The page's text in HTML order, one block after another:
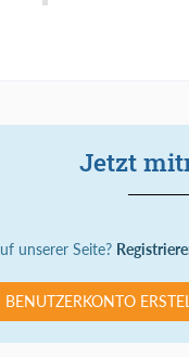
Jetzt
unserer Seite?
BENUTZERKONTO